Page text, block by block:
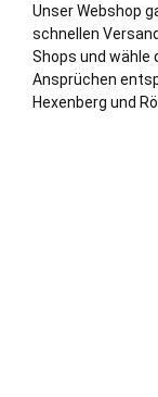
Unser Webshop
schnellen
Shops und wähle
Ansprüchen
Hexenberg und